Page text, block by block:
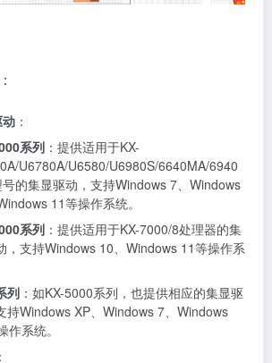
：
系列 ：提供适用于KX-
U6780A/U6580/U6980S/6640MA/6940
的集显驱动，支持Windows 7、Windows
11等操作系统。
系列 ：提供适用于KX-7000/8处理器的集
，支持Windows 10、Windows 11等操作系
列 ：如KX-5000系列，也提供相应的集显驱
持Windows XP、Windows 7、Windows
作系统。
：